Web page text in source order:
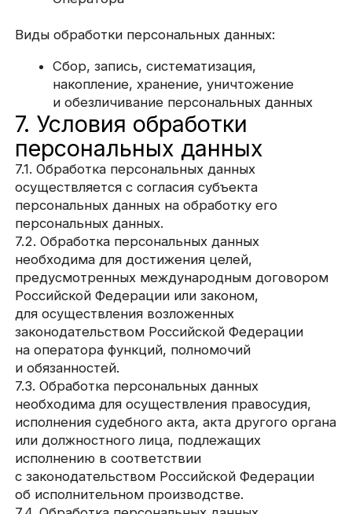
обрабатываются Оператором, обеспечивается
и технических мер, необходимых для
действующего законодательства в области
защиты персональных данных.
8.1. Оператор обеспечивает сохранность
персональных данных и принимает все
возможные меры, исключающие доступ
к персональным данным неуполномоченных
лиц.
8.2. Персональные данные Пользователя
никогда, ни при каких условиях не будут
переданы третьим лицам, за исключением
случаев, связанных с исполнением
действующего законодательства либо в случае,
если субъектом персональных данных дано
согласие Оператору на передачу данных
третьему лицу для исполнения обязательств
по гражданско-правовому договору.
8.3. В случае выявления неточностей
в персональных данных, Пользователь может
актуализировать их самостоятельно, путем
направления Оператору уведомление на адрес
электронной почты Оператора
ivan@metaforabranding.ruс пометкой
«Актуализация персональных данных».
8.4. Срок обработки персональных данных
определяется достижением целей, для которых
были собраны персональные данные, если иной
срок не предусмотрен договором или
действующим законодательством.
Пользователь может в любой момент отозвать
свое согласие на обработку персональных